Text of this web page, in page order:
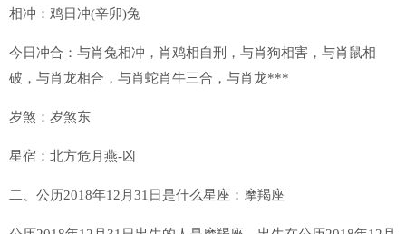
相冲：鸡日冲(辛卯)兔
今日冲合：与肖兔相冲，肖鸡相自刑，与肖狗相害，与肖鼠相
破，与肖龙相合，与肖蛇肖牛三合，与肖龙***
岁煞：岁煞东
星宿：北方危月燕-凶
二、公历2018年12月31日是什么星座：摩羯座